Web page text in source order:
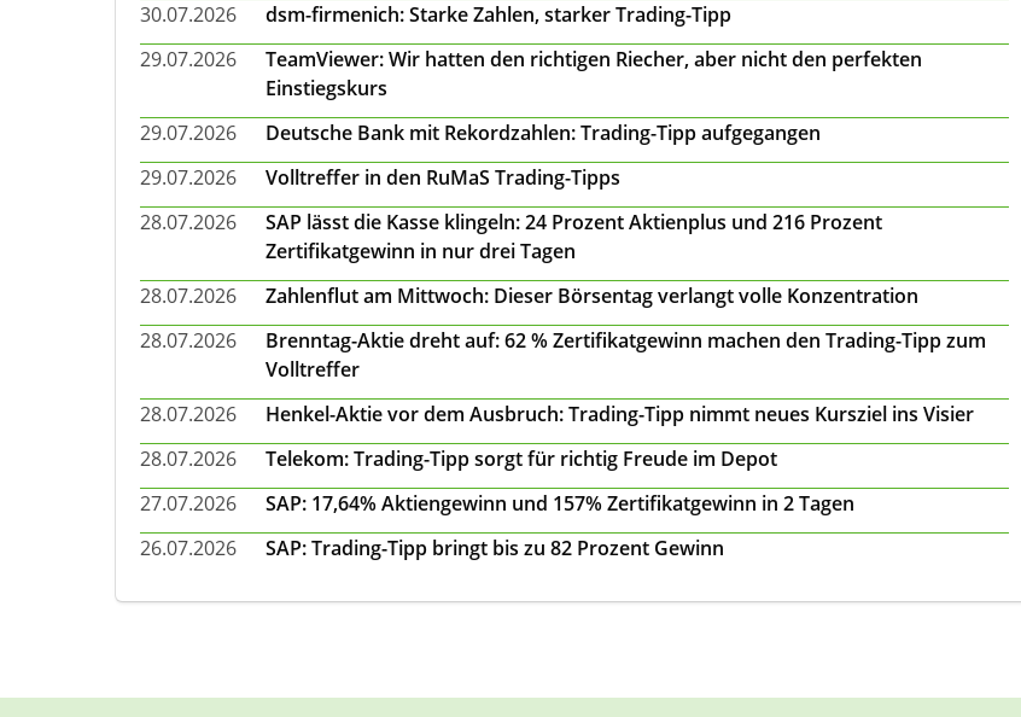
30.07.2026
dsm-firmenich: Starke Zahlen, starker Trading-Tipp
29.07.2026
TeamViewer: Wir hatten den richtigen Riecher, aber nicht den perfekten
Einstiegskurs
29.07.2026
Deutsche Bank mit Rekordzahlen: Trading-Tipp aufgegangen
29.07.2026
Volltreffer in den RuMaS Trading-Tipps
28.07.2026
SAP lässt die Kasse klingeln: 24 Prozent Aktienplus und 216 Prozent
Zertifikatgewinn in nur drei Tagen
28.07.2026
Zahlenflut am Mittwoch: Dieser Börsentag verlangt volle Konzentration
28.07.2026
Brenntag-Aktie dreht auf: 62 % Zertifikatgewinn machen den Trading-Tipp zum
Volltreffer
28.07.2026
Henkel-Aktie vor dem Ausbruch: Trading-Tipp nimmt neues Kursziel ins Visier
28.07.2026
Telekom: Trading-Tipp sorgt für richtig Freude im Depot
27.07.2026
SAP: 17,64% Aktiengewinn und 157% Zertifikatgewinn in 2 Tagen
26.07.2026
SAP: Trading-Tipp bringt bis zu 82 Prozent Gewinn